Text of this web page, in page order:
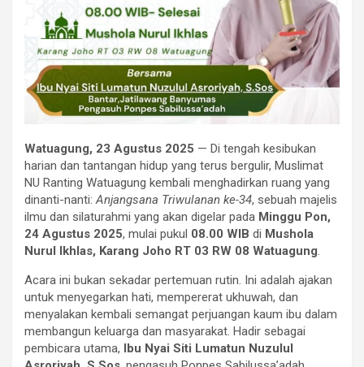
Watuagung, 23 Agustus 2025 — Di tengah kesibukan
harian dan tantangan hidup yang terus bergulir, Muslimat
NU Ranting Watuagung kembali menghadirkan ruang yang
dinanti-nanti: Anjangsana Triwulanan ke-34, sebuah majelis
ilmu dan silaturahmi yang akan digelar pada Minggu Pon,
24 Agustus 2025, mulai pukul 08.00 WIB di Mushola
Nurul Ikhlas, Karang Joho RT 03 RW 08 Watuagung
Acara ini bukan sekadar pertemuan rutin. Ini adalah ajakan
untuk menyegarkan hati, mempererat ukhuwah, dan
menyalakan kembali semangat perjuangan kaum ibu dalam
membangun keluarga dan masyarakat. Hadir sebagai
pembicara utama, Ibu Nyai Siti Lumatun Nuzulul